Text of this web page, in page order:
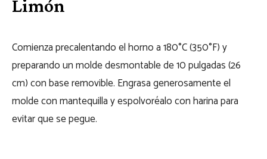
Limón
Comienza precalentando el horno a 180°C (350°F) y
preparando un molde desmontable de 10 pulgadas (26
cm) con base removible. Engrasa generosamente el
molde con mantequilla y espolvoréalo con harina para
evitar que se pegue.